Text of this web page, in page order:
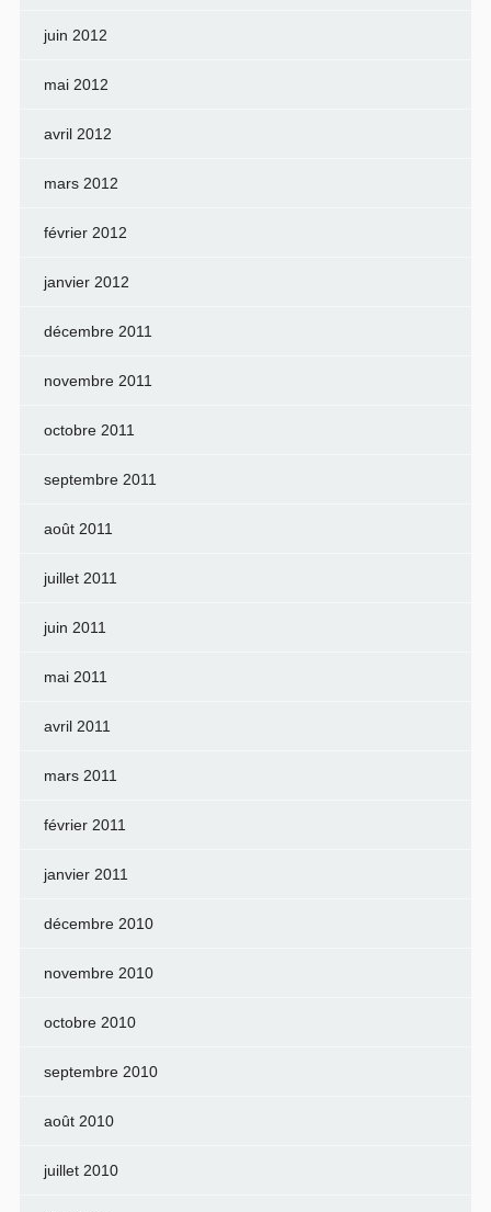
juin 2012
mai 2012
avril 2012
mars 2012
février 2012
janvier 2012
décembre 2011
novembre 2011
octobre 2011
septembre 2011
août 2011
juillet 2011
juin 2011
mai 2011
avril 2011
mars 2011
février 2011
janvier 2011
décembre 2010
novembre 2010
octobre 2010
septembre 2010
août 2010
juillet 2010